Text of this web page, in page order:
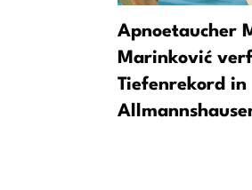
Apnoetaucher
Marinković
Tiefenrekord in